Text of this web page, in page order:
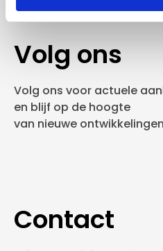
Volg ons
Volg ons voor actuele
en blijf op de hoogte
van nieuwe
Contact